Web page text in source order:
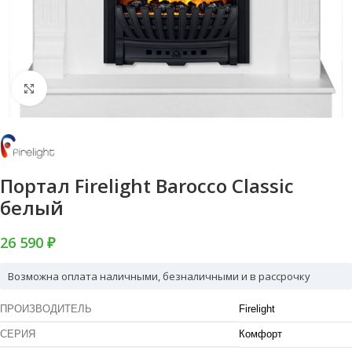
Нажмите, чтобы увеличить
Портал Firelight Barocco Classic
белый
26 590 ₽
Возможна оплата наличными, безналичными и в рассрочку
ПРОИЗВОДИТЕЛЬ Firelight
СЕРИЯ Комфорт